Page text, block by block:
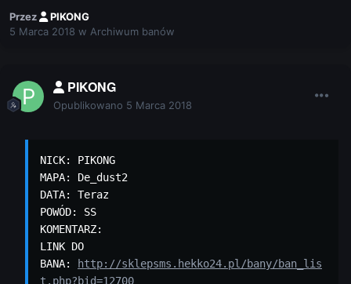
Przez
PIKONG
5 Marca 2018 w Archiwum banów
PIKONG
Opublikowano 5 Marca 2018
NICK: PIKONG
MAPA: De_dust2
DATA: Teraz
POWÓD: SS
KOMENTARZ:
LINK DO
BANA:
http://sklepsms.hekko24.pl/bany/ban_lis
t.php?bid=12700